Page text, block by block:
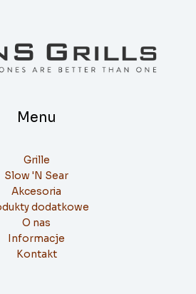
Menu
Grille
Slow 'N Sear
Akcesoria
dodatkowe
O nas
Informacje
Kontakt